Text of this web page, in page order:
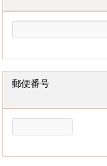
郵便番号